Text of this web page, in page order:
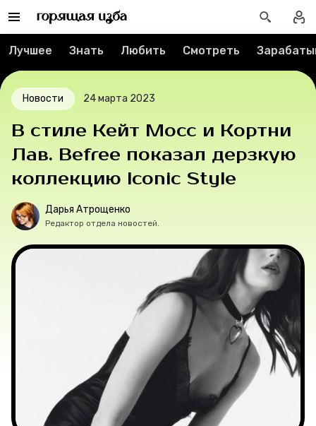
Контакты
Мерч
О компании
Великие женщины
Тренды
Лучшее Знать Любить Смотреть
Новости 24 марта 2023
В стиле Кейт Мосс и Кортни
Лав. Befree показал дерзкую
коллекцию Iconic Style
Дарья Атрощенко
Редактор отдела новостей.